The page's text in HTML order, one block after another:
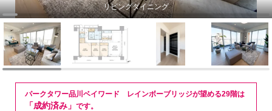
リビングダイニング
パークタワー品川ベイワード レインボーブリッジが望める29階は
「成約済み」 です。